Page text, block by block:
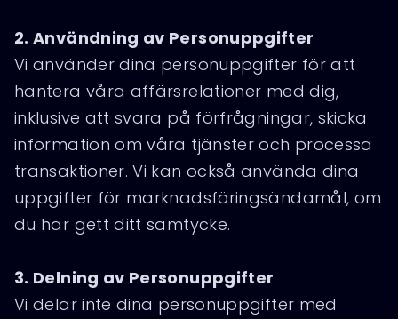
2. Användning av Personuppgifter
Vi använder dina personuppgifter för att
hantera våra affärsrelationer med dig,
inklusive att svara på förfrågningar, skicka
information om våra tjänster och processa
transaktioner. Vi kan också använda dina
uppgifter för marknadsföringsändamål, om
du har gett ditt samtycke.
3. Delning av Personuppgifter
Vi delar inte dina personuppgifter med